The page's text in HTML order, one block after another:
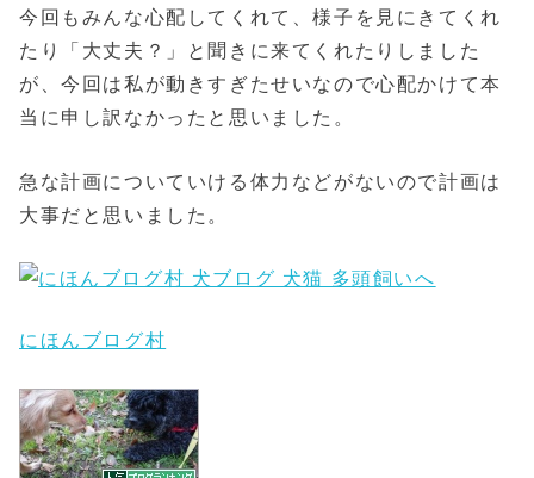
今回もみんな心配してくれて、様子を見にきてくれ
たり「大丈夫？」と聞きに来てくれたりしました
が、今回は私が動きすぎたせいなので心配かけて本
当に申し訳なかったと思いました。
急な計画についていける体力などがないので計画は
大事だと思いました。
にほんブログ村